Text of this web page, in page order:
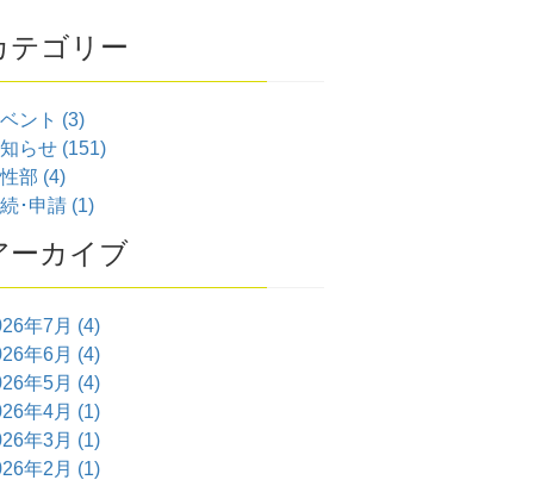
テゴリー
ント (3)
らせ (151)
部 (4)
･申請 (1)
ーカイブ
年7月 (4)
年6月 (4)
年5月 (4)
年4月 (1)
年3月 (1)
年2月 (1)